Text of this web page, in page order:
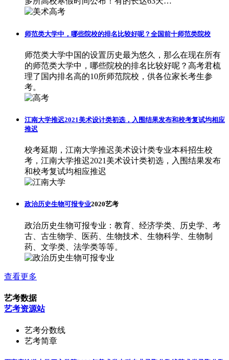
师范类大学中，哪些院校的排名比较好呢？全国前十师范类院校
师范类大学中国的设置历史最为悠久，那么在现在所有
的师范类大学中，哪些院校的排名比较好呢？高考君梳
理了国内排名高的10所师范院校，供各位家长考生参
考。
江南大学推迟2021美术设计类初选，入围结果发布和校考复试均相应
推迟
校考延期，江南大学推迟美术设计类专业本科招生校
考，江南大学推迟2021美术设计类初选，入围结果发布
和校考复试均相应推迟
政治历史生物可报专业2020艺考
政治历史生物可报专业：教育、经济学类、历史学、考
古、古生物学、医药、生物技术、生物科学、生物制
药、文学类、法学类等等。
查看更多
艺考数据
艺考资源站
艺考分数线
艺考简章